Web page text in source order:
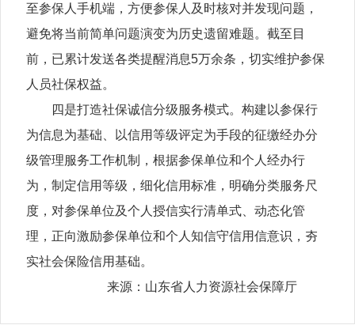
至参保人手机端，方便参保人及时核对并发现问题，
避免将当前简单问题演变为历史遗留难题。截至目
前，已累计发送各类提醒消息5万余条，切实维护参保
人员社保权益。
四是打造社保诚信分级服务模式。构建以参保行
为信息为基础、以信用等级评定为手段的征缴经办分
级管理服务工作机制，根据参保单位和个人经办行
为，制定信用等级，细化信用标准，明确分类服务尺
度，对参保单位及个人授信实行清单式、动态化管
理，正向激励参保单位和个人知信守信用信意识，夯
实社会保险信用基础。
来源：山东省人力资源社会保障厅